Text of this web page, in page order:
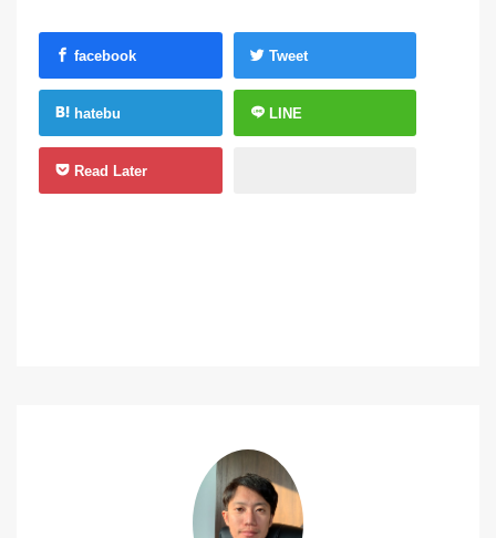
facebook Tweet
hatebu LINE
Read Later